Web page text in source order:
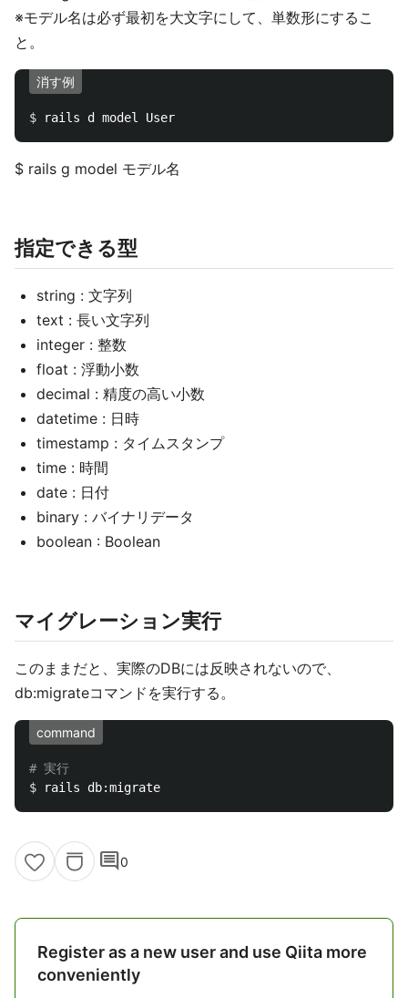
※モデル名は必ず最初を大文字にして、単数形にするこ
と。
消す例
$
$ rails g model モデル名
指定できる型
string : 文字列
text : 長い文字列
integer : 整数
float : 浮動小数
decimal : 精度の高い小数
datetime : 日時
timestamp : タイムスタンプ
time : 時間
date : 日付
binary : バイナリデータ
boolean : Boolean
マイグレーション実行
このままだと、実際のDBには反映されないので、
db:migrateコマンドを実行する。
command
# 実行
$
comment0
Register as a new user and use Qiita more
conveniently